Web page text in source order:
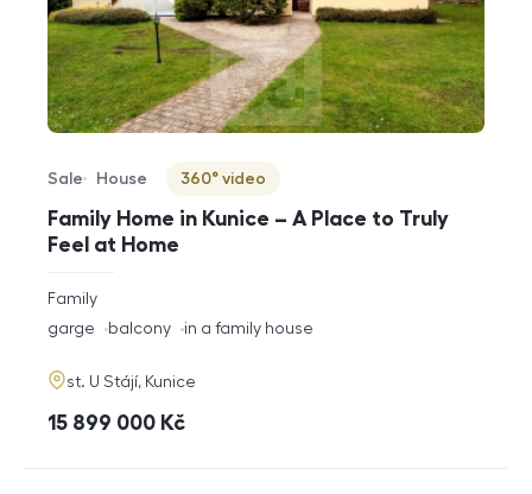
Family Home in Kunice – A Place to Truly
Feel at Home
Offer type
Sale
Property type
House
Virtuální prohlídka
360° video
rozměry
disposition
Family
funkce
garge balcony in a family house
adresa
st. U Stájí, Kunice
cena
15 899 000 Kč